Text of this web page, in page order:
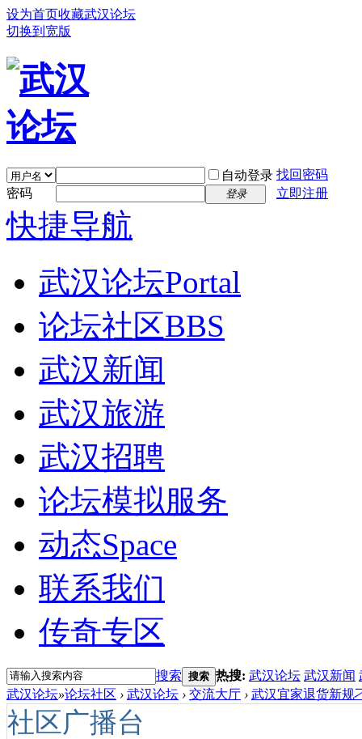
设为首页收藏武汉论坛
切换到宽版
自动登录 找回密码
密码
登录 立即注册
快捷导航
武汉论坛Portal
论坛社区BBS
武汉新闻
武汉旅游
武汉招聘
论坛模拟服务
动态Space
联系我们
传奇专区
搜索 搜索 热搜: 武汉论坛 武汉新闻
武汉论坛»论坛社区 › 武汉论坛 › 交流大厅 › 武汉宜家退货新规
社区广播台